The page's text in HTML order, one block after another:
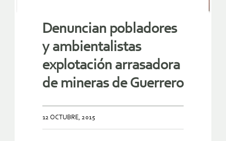
Denuncian pobladores
y ambientalistas
explotación arrasadora
de mineras de Guerrero
12 OCTUBRE, 2015